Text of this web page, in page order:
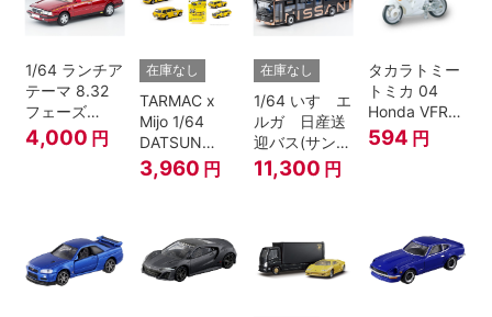
1/64 ランチア
テーマ 8.32
フェーズ
I（赤）
4,000 円
在庫なし
TARMAC x
Mijo 1/64
DATSUN
BLUEBIRD
510 WAGON
EDITION.
3,960 円
在庫なし
1/64 いすゞエ
ルガ 日産送
迎バス(サンラ
イズカッパー
M/ 黒）
11,300 円
タカラトミー
トミカ 04
Honda VFR
白バイ SCALE
594 円